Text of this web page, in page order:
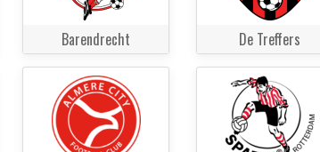
Barendrecht De Treffers